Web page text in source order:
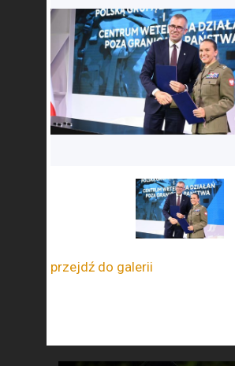
przejdź do galerii